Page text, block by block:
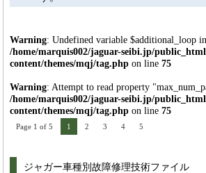
Warning: Undefined variable $additional_loop in
/home/marquis002/jaguar-seibi.jp/
content/themes/mqj/tag.php on line75
Warning: Attempt to read property
/home/marquis002/jaguar-seibi.jp/
content/themes/mqj/tag.php on line75
Page 1 of 5 1 2 3 4 5
ジャガー車種別故障修理技術ファイル